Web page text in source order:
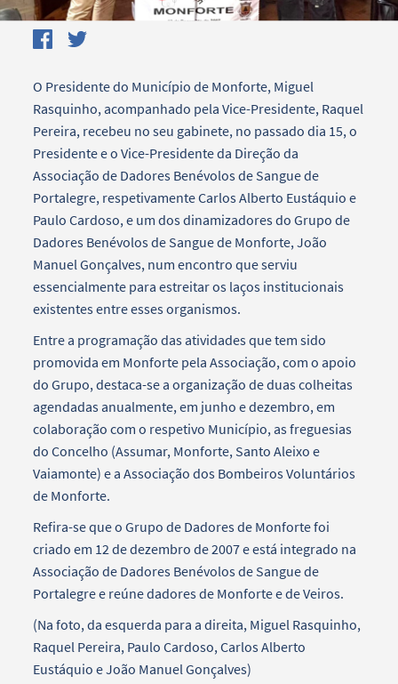
O Presidente do Município de Monforte, Miguel
Rasquinho, acompanhado pela Vice-Presidente, Raquel
Pereira, recebeu no seu gabinete, no passado dia 15, o
Presidente e o Vice-Presidente da Direção da
Associação de Dadores Benévolos de Sangue de
Portalegre, respetivamente Carlos Alberto Eustáquio e
Paulo Cardoso, e um dos dinamizadores do Grupo de
Dadores Benévolos de Sangue de Monforte, João
Manuel Gonçalves, num encontro que serviu
essencialmente para estreitar os laços institucionais
existentes entre esses organismos.
Entre a programação das atividades que tem sido
promovida em Monforte pela Associação, com o apoio
do Grupo, destaca-se a organização de duas colheitas
agendadas anualmente, em junho e dezembro, em
colaboração com o respetivo Município, as freguesias
do Concelho (Assumar, Monforte, Santo Aleixo e
Vaiamonte) e a Associação dos Bombeiros Voluntários
de Monforte.
Refira-se que o Grupo de Dadores de Monforte foi
criado em 12 de dezembro de 2007 e está integrado na
Associação de Dadores Benévolos de Sangue de
Portalegre e reúne dadores de Monforte e de Veiros.
(Na foto, da esquerda para a direita, Miguel Rasquinho,
Raquel Pereira, Paulo Cardoso, Carlos Alberto
Eustáquio e João Manuel Gonçalves)